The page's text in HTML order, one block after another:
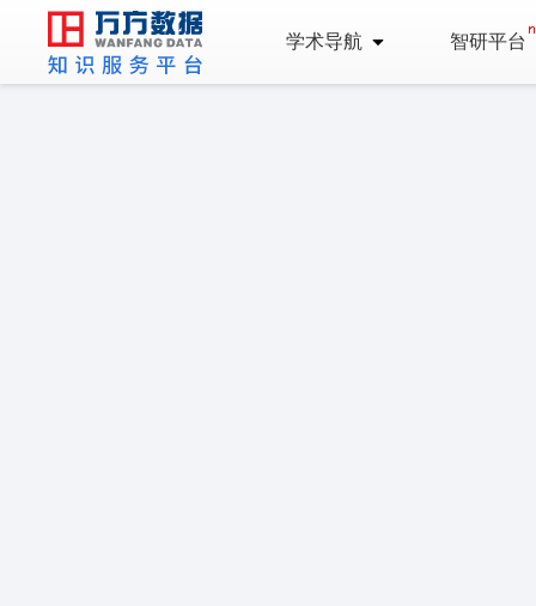
学术导航 智研平台